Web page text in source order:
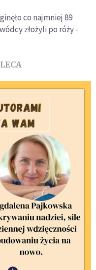
co najmniej 89
złożyli po róży -